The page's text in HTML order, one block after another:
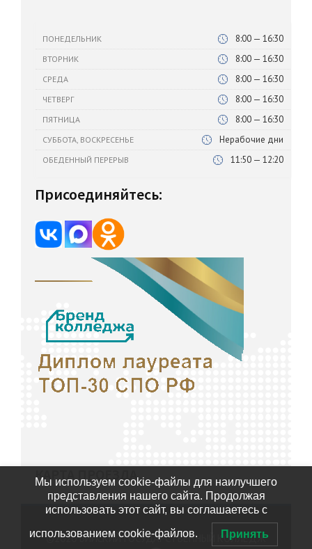
ПОНЕДЕЛЬНИК 8:00 — 16:30
ВТОРНИК 8:00 — 16:30
СРЕДА 8:00 — 16:30
ЧЕТВЕРГ 8:00 — 16:30
ПЯТНИЦА 8:00 — 16:30
СУББОТА, ВОСКРЕСЕНЬЕ Нерабочие дни
ОБЕДЕННЫЙ ПЕРЕРЫВ 11:50 — 12:20
Присоединяйтесь:
КАРТА ПРОЕЗДА
©2020БИЙСКИЙ ГОСУДАРСТВЕННЫЙ КОЛЛЕДЖ
Мы используем cookie-файлы для наилучшего
представления нашего сайта. Продолжая
использовать этот сайт, вы соглашаетесь с
использованием cookie-файлов. Принять